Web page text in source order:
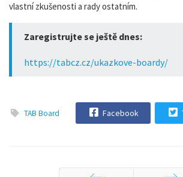
vlastní zkušenosti a rady ostatním.
Zaregistrujte se ještě dnes:
https://tabcz.cz/ukazkove-boardy/
TAB Board Facebook